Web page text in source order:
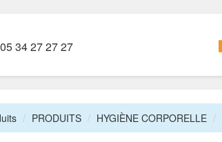
34 27 27 27
PRODUITS HYGIÈNE CORPORELLE